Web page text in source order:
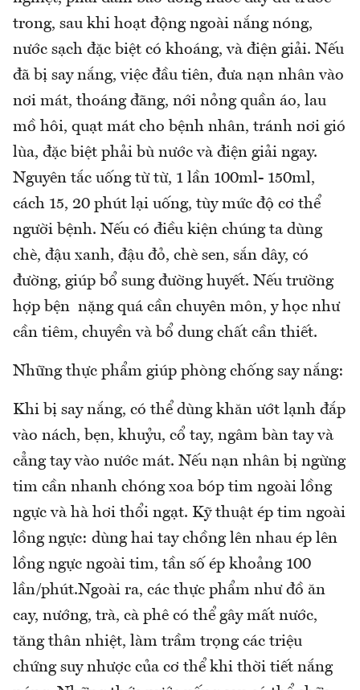
trong, sau khi hoạt động ngoài nắng nóng,
nước sạch đặc biệt có khoáng, và điện giải. Nếu
đã bị say nắng, việc đầu tiên, đưa nạn nhân vào
nơi mát, thoáng đãng, nới nỏng quần áo, lau
mồ hôi, quạt mát cho bệnh nhân, tránh nơi gió
lùa, đặc biệt phải bù nước và điện giải ngay.
Nguyên tắc uống từ từ, 1 lần 100ml- 150ml,
cách 15, 20 phút lại uống, tùy mức độ cơ thể
người bệnh. Nếu có điều kiện chúng ta dùng
chè, đậu xanh, đậu đỏ, chè sen, sắn dây, có
đường, giúp bổ sung đường huyết. Nếu trường
hợp bện nặng quá cần chuyên môn, y học như
cần tiêm, chuyền và bổ dung chất cần thiết.
Những thực phẩm giúp phòng chống say nắng:
Khi bị say nắng, có thể dùng khăn ướt lạnh đắp
vào nách, bẹn, khuỷu, cổ tay, ngâm bàn tay và
cẳng tay vào nước mát. Nếu nạn nhân bị ngừng
tim cần nhanh chóng xoa bóp tim ngoài lồng
ngực và hà hơi thổi ngạt. Kỹ thuật ép tim ngoài
lồng ngực: dùng hai tay chồng lên nhau ép lên
lồng ngực ngoài tim, tần số ép khoảng 100
lần/phút.Ngoài ra, các thực phẩm như đồ ăn
cay, nướng, trà, cà phê có thể gây mất nước,
tăng thân nhiệt, làm trầm trọng các triệu
chứng suy nhược của cơ thể khi thời tiết nắng